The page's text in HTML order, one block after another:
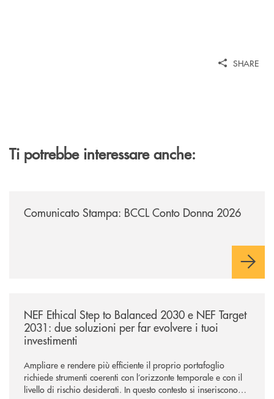
SHARE
Ti potrebbe interessare anche:
Comunicato Stampa: BCCL Conto Donna 2026
NEF Ethical Step to Balanced 2030 e NEF Target
2031: due soluzioni per far evolvere i tuoi
investimenti
Ampliare e rendere più efficiente il proprio portafoglio
richiede strumenti coerenti con l’orizzonte temporale e con il
livello di rischio desiderati. In questo contesto si inseriscono